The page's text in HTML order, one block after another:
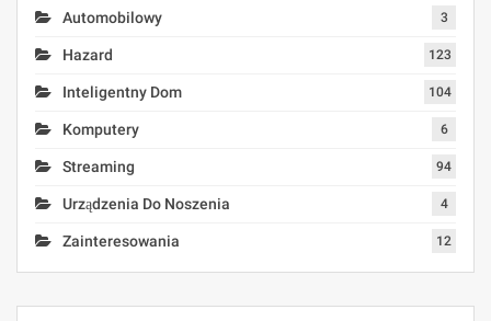
Automobilowy 3
Hazard 123
Inteligentny Dom 104
Komputery 6
Streaming 94
Urządzenia Do Noszenia 4
Zainteresowania 12